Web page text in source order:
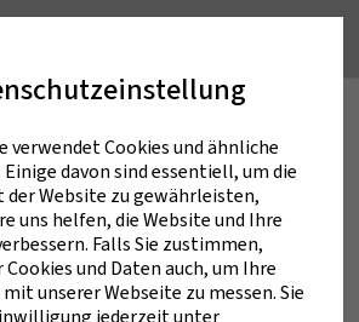
Gebärdensprache
Gebärdensprache Informationen zu den
Webseite, Hinweise zur Navigation und eine
Erklärung zur Barrierefreiheit.
eventuell nicht übernommen
Inhalte der Videos anhand der Untertitel.
verwendet Cookies und ähnliche
davon sind essentiell, um die
Website zu gewährleisten,
uns helfen, die Website und Ihre
Falls Sie zustimmen,
und Daten auch, um Ihre
unserer Webseite zu messen. Sie